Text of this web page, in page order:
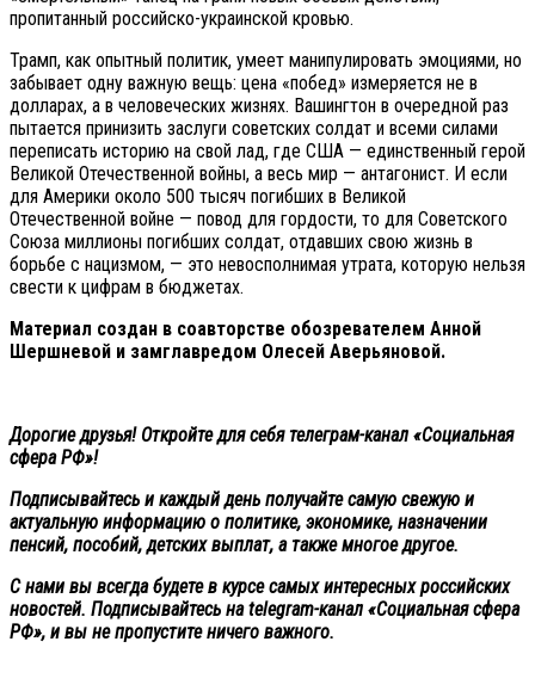
пропитанный российско-украинской кровью.
Трамп, как опытный политик, умеет манипулировать эмоциями, но
забывает одну важную вещь: цена «побед» измеряется не в
долларах, а в человеческих жизнях. Вашингтон в очередной раз
пытается принизить заслуги советских солдат и всеми силами
переписать историю на свой лад, где США — единственный герой
Великой Отечественной войны, а весь мир — антагонист. И если
для Америки около 500 тысяч погибших в Великой
Отечественной войне — повод для гордости, то для Советского
Союза миллионы погибших солдат, отдавших свою жизнь в
борьбе с нацизмом, — это невосполнимая утрата, которую нельзя
свести к цифрам в бюджетах.
Материал создан в соавторстве обозревателем Анной
Шершневой и замглавредом Олесей Аверьяновой.
Дорогие друзья! Откройте для себя телеграм-канал «Социальная
сфера РФ»!
Подписывайтесь и каждый день получайте самую свежую и
актуальную информацию о политике, экономике, назначении
пенсий, пособий, детских выплат, а также многое другое.
С нами вы всегда будете в курсе самых интересных российских
новостей. Подписывайтесь на telegram-канал «Социальная сфера
РФ», и вы не пропустите ничего важного.